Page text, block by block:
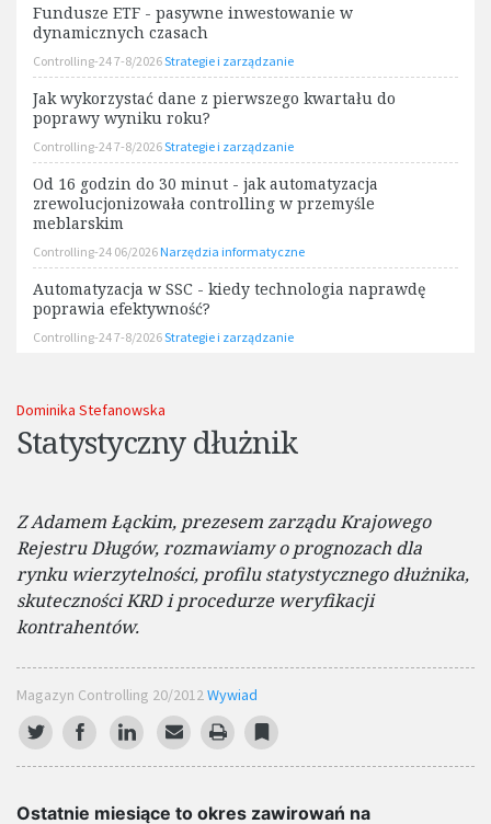
Dominika Stefanowska
Statystyczny dłużnik
Z Adamem Łąckim, prezesem zarządu Krajowego
Rejestru Długów, rozmawiamy o prognozach dla
rynku wierzytelności, profilu statystycznego dłużnika,
skuteczności KRD i procedurze weryfikacji
kontrahentów.
Magazyn Controlling 20/2012Wywiad
Ostatnie miesiące to okres zawirowań na
Fundusze ETF - pasywne inwestowanie w
dynamicznych czasach
Controlling-24 7-8/2026Strategie i zarządzanie
Jak wykorzystać dane z pierwszego kwartału do
poprawy wyniku roku?
Controlling-24 7-8/2026Strategie i zarządzanie
Od 16 godzin do 30 minut - jak automatyzacja
zrewolucjonizowała controlling w przemyśle
meblarskim
Controlling-24 06/2026 Narzędzia informatyczne
Automatyzacja w SSC - kiedy technologia naprawdę
poprawia efektywność?
Controlling-24 7-8/2026Strategie i zarządzanie